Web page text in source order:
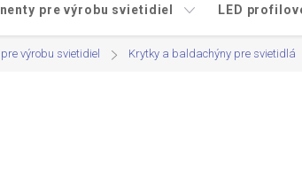
pre výrobu svietidiel LED
výrobu svietidiel Krytky a baldachýny pre svietidlá